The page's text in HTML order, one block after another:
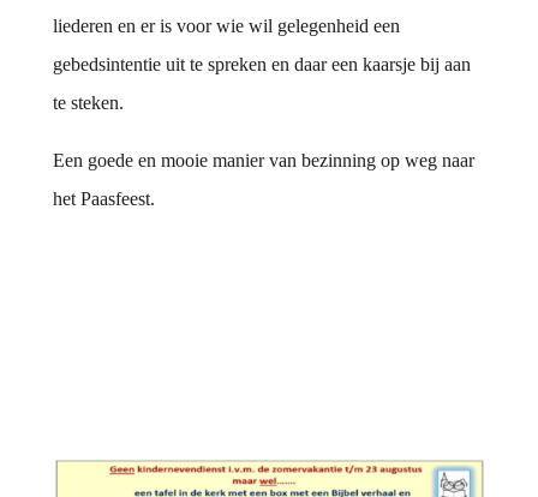
liederen en er is voor wie wil gelegenheid een
gebedsintentie uit te spreken en daar een kaarsje bij aan
te steken.
Een goede en mooie manier van bezinning op weg naar
het Paasfeest.